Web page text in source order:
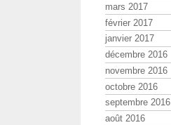
mars 2017
février 2017
janvier 2017
décembre 2016
novembre 2016
octobre 2016
septembre 2016
août 2016